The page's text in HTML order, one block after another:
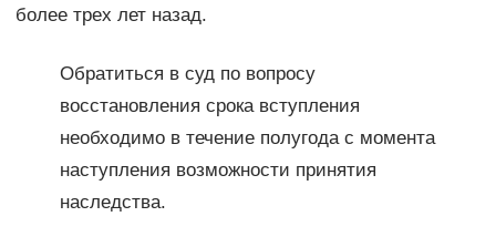
более трех лет назад.
Обратиться в суд по вопросу
восстановления срока вступления
необходимо в течение полугода с момента
наступления возможности принятия
наследства.